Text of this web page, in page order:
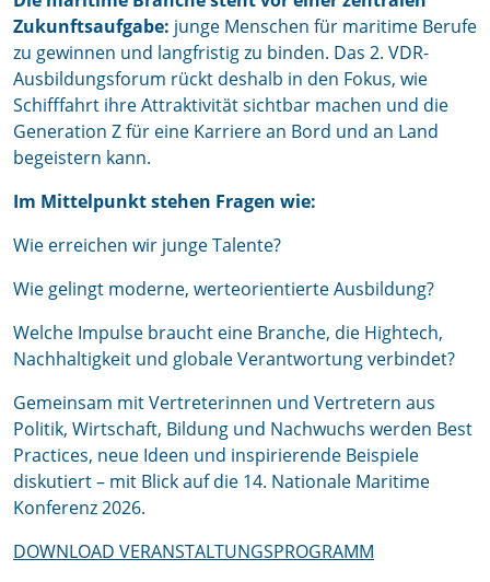
Zukunftsaufgabe: junge Menschen für maritime Berufe
zu gewinnen und langfristig zu binden. Das 2. VDR-
Ausbildungsforum rückt deshalb in den Fokus, wie
Schifffahrt ihre Attraktivität sichtbar machen und die
Generation Z für eine Karriere an Bord und an Land
begeistern kann.
Im Mittelpunkt stehen Fragen wie:
Wie erreichen wir junge Talente?
Wie gelingt moderne, werteorientierte Ausbildung?
Welche Impulse braucht eine Branche, die Hightech,
Nachhaltigkeit und globale Verantwortung verbindet?
Gemeinsam mit Vertreterinnen und Vertretern aus
Politik, Wirtschaft, Bildung und Nachwuchs werden Best
Practices, neue Ideen und inspirierende Beispiele
diskutiert – mit Blick auf die 14. Nationale Maritime
Konferenz 2026.
DOWNLOAD VERANSTALTUNGSPROGRAMM